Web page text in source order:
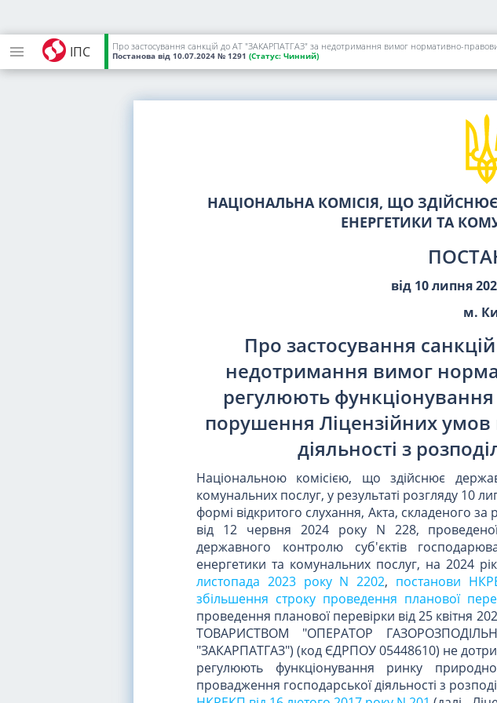
ІПС Постанова від 10.07.2024 № 1291 (Статус: Чинний)
НАЦІОНАЛЬНА КОМІСІЯ, ЩО
ЕНЕРГЕТИКИ ТА
від 10 липня
м.
Про застосування
недотримання вимог
регулюють
порушення Ліцензійних
діяльності з
Національною комісією, що здійснює
комунальних послуг, у результаті розгляду 10
формі відкритого слухання, Акта, складеного
від 12 червня 2024 року N 228,
державного контролю суб'єктів
енергетики та комунальних послуг, на 2024
листопада 2023 року N 2202, постанови
збільшення строку проведення планової
проведення планової перевірки від 25 квітня
ТОВАРИСТВОМ "ОПЕРАТОР
"ЗАКАРПАТГАЗ") (код ЄДРПОУ 05448610) не
регулюють функціонування ринку
провадження господарської діяльності з